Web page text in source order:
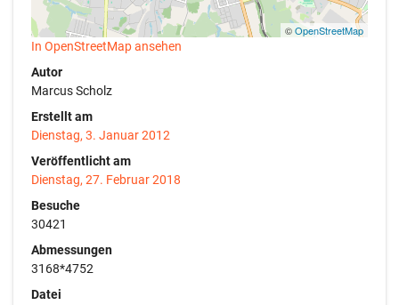
©OpenStreetMap
In OpenStreetMap ansehen
Autor
Marcus Scholz
Erstellt am
Dienstag, 3. Januar 2012
Veröffentlicht am
Dienstag, 27. Februar 2018
Besuche
30421
Abmessungen
3168*4752
Datei